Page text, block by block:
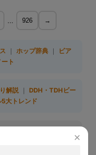
... 926 →
×
ホップ辞典
ビア
ト
解説
DDH・TDHビー
5大トレンド